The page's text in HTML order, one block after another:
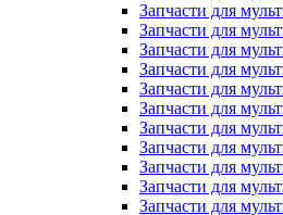
Запчасти для
Запчасти для
Запчасти для
Запчасти для
Запчасти для
Запчасти для
Запчасти для
Запчасти для
Запчасти для
Запчасти для
Запчасти для